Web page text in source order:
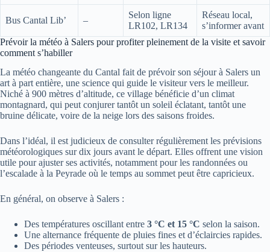
Bus Cantal Lib’ –
Selon ligne
LR102, LR134
Réseau local,
s’informer avant
Prévoir la météo à Salers pour profiter pleinement de la visite et savoir
comment s’habiller
La météo changeante du Cantal fait de prévoir son séjour à Salers un
art à part entière, une science qui guide le visiteur vers le meilleur.
Niché à 900 mètres d’altitude, ce village bénéficie d’un climat
montagnard, qui peut conjurer tantôt un soleil éclatant, tantôt une
bruine délicate, voire de la neige lors des saisons froides.
Dans l’idéal, il est judicieux de consulter régulièrement les prévisions
météorologiques sur dix jours avant le départ. Elles offrent une vision
utile pour ajuster ses activités, notamment pour les randonnées ou
l’escalade à la Peyrade où le temps au sommet peut être capricieux.
En général, on observe à Salers :
Des températures oscillant entre 3 °C et 15 °C selon la saison.
Une alternance fréquente de pluies fines et d’éclaircies rapides.
Des périodes venteuses, surtout sur les hauteurs.